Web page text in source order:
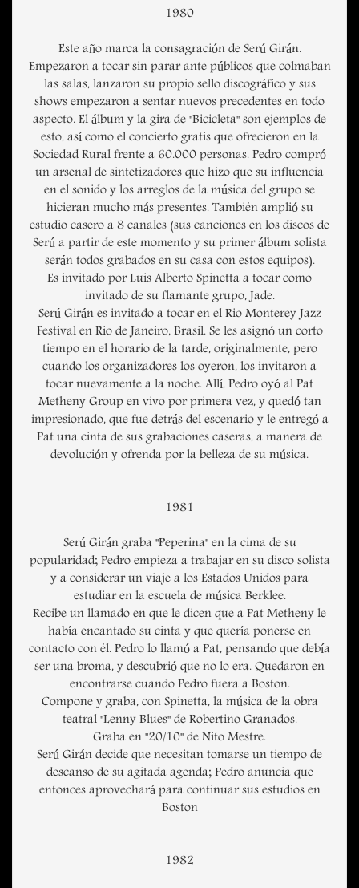
1980
Este año marca la consagración de Serú Girán.
Empezaron a tocar sin parar ante públicos que colmaban
las salas, lanzaron su propio sello discográfico y sus
shows empezaron a sentar nuevos precedentes en todo
aspecto. El álbum y la gira de "Bicicleta" son ejemplos de
esto, así como el concierto gratis que ofrecieron en la
Sociedad Rural frente a 60.000 personas. Pedro compró
un arsenal de sintetizadores que hizo que su influencia
en el sonido y los arreglos de la música del grupo se
hicieran mucho más presentes. También amplió su
estudio casero a 8 canales (sus canciones en los discos de
Serú a partir de este momento y su primer álbum solista
serán todos grabados en su casa con estos equipos).
Es invitado por Luis Alberto Spinetta a tocar como
invitado de su flamante grupo, Jade.
Serú Girán es invitado a tocar en el Rio Monterey Jazz
Festival en Rio de Janeiro, Brasil. Se les asignó un corto
tiempo en el horario de la tarde, originalmente, pero
cuando los organizadores los oyeron, los invitaron a
tocar nuevamente a la noche. Allí, Pedro oyó al Pat
Metheny Group en vivo por primera vez, y quedó tan
impresionado, que fue detrás del escenario y le entregó a
Pat una cinta de sus grabaciones caseras, a manera de
devolución y ofrenda por la belleza de su música.
1981
Serú Girán graba "Peperina" en la cima de su
popularidad; Pedro empieza a trabajar en su disco solista
y a considerar un viaje a los Estados Unidos para
estudiar en la escuela de música Berklee.
Recibe un llamado en que le dicen que a Pat Metheny le
había encantado su cinta y que quería ponerse en
contacto con él. Pedro lo llamó a Pat, pensando que debía
ser una broma, y descubrió que no lo era. Quedaron en
encontrarse cuando Pedro fuera a Boston.
Compone y graba, con Spinetta, la música de la obra
teatral "Lenny Blues" de Robertino Granados.
Graba en "20/10" de Nito Mestre.
Serú Girán decide que necesitan tomarse un tiempo de
descanso de su agitada agenda; Pedro anuncia que
entonces aprovechará para continuar sus estudios en
Boston
1982